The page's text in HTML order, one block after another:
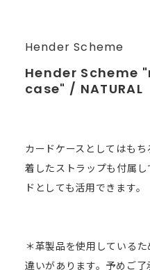
Hender Scheme
Hender Scheme
case" / NATURAL
カードケースとしてはも
着したストラップも付属
ドとしても活用できます。
＊革製品を使用している
違いがあります。予めご了